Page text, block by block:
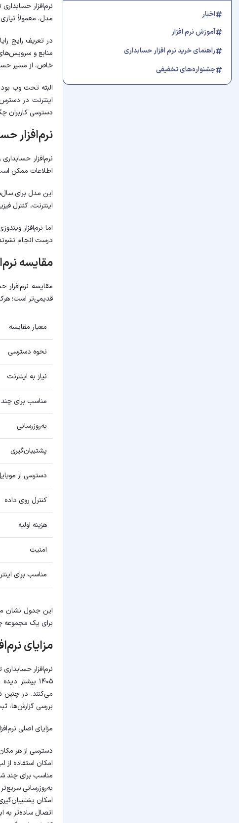
نرم‌افزار
مدل، معمولاً
منابع و
خاص، از مسیر
البته تحت وب
اینترنت در
دسترسی کاربران
نرم‌افزار
نرم‌افزار
اطلاعات ممکن
این مدل برای
اینترنت، کنترل
اما نرم‌افزار
درست انجام
مقایسه
مقایسه
قدیمی‌تر است؛
معیار مقایسه
نحوه دسترسی
نیاز به اینترنت
مناسب برای
به‌روزرسانی
پشتیبان‌گیری
دسترسی از
کنترل روی داده
هزینه اولیه
امنیت
مناسب برای
این جدول نشان
برای یک مجموعه
مزایای
نرم‌افزار
۱۴۰۵
می‌کنند. در چنین
بررسی گزارش‌ها،
مزایای اصلی
دسترسی از هر
امکان استفاده از
مناسب برای چند
به‌روزرسانی
امکان
اتصال ساده‌تر به
اخبار
آموزش نرم افزار
راهنمای خرید نرم افزار حسابداری
جشنواره‌های تخفیفی